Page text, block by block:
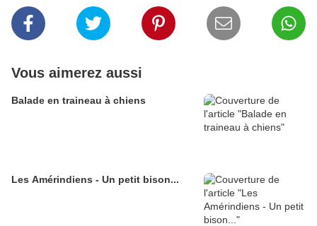
Vous aimerez aussi
Balade en traineau à chiens
Les Amérindiens - Un petit bison...